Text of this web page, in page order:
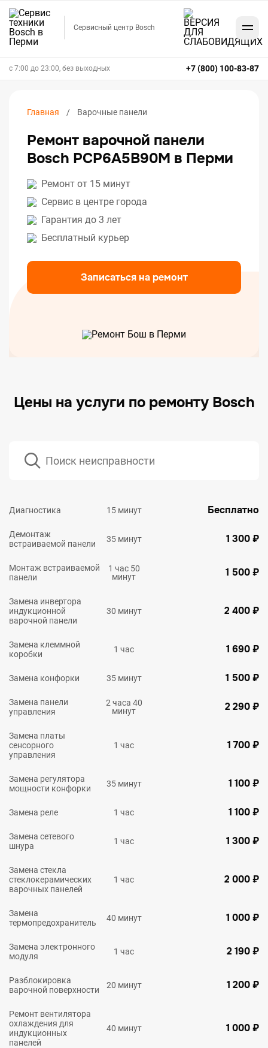
Сервисный центр Bosch
+7 (800) 100-83-87
с 7:00 до 23:00, без выходных
Главная Варочные панели
Ремонт варочной панели
Bosch PCP6A5B90M в Перми
Ремонт от 15 минут
Сервис в центре города
Гарантия до 3 лет
Бесплатный курьер
Записаться на ремонт
Цены на услуги по ремонту Bosch
Диагностика 15 минут Бесплатно
Демонтаж
встраиваемой панели
35 минут 1 300 ₽
Монтаж встраиваемой
панели
1 час 50
минут
1 500 ₽
Замена инвертора
индукционной
варочной панели
30 минут 2 400 ₽
Замена клеммной
коробки
1 час 1 690 ₽
Замена конфорки 35 минут 1 500 ₽
Замена панели
управления
2 часа 40
минут
2 290 ₽
Замена платы
сенсорного
управления
1 час 1 700 ₽
Замена регулятора
мощности конфорки
35 минут 1 100 ₽
Замена реле 1 час 1 100 ₽
Замена сетевого
шнура
1 час 1 300 ₽
Замена стекла
стеклокерамических
варочных панелей
1 час 2 000 ₽
Замена
термопредохранитель
40 минут 1 000 ₽
Замена электронного
модуля
1 час 2 190 ₽
Разблокировка
варочной поверхности
20 минут 1 200 ₽
Ремонт вентилятора
охлаждения для
индукционных
панелей
40 минут 1 000 ₽